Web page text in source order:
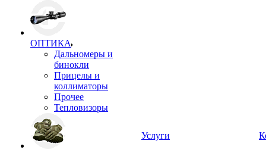
ОПТИКА
Дальномеры и
бинокли
Прицелы и
коллиматоры
Прочее
Тепловизоры
Услуги